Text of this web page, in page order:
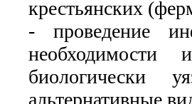
крестьянских
- проведение
необходимости
биологически
альтернативные